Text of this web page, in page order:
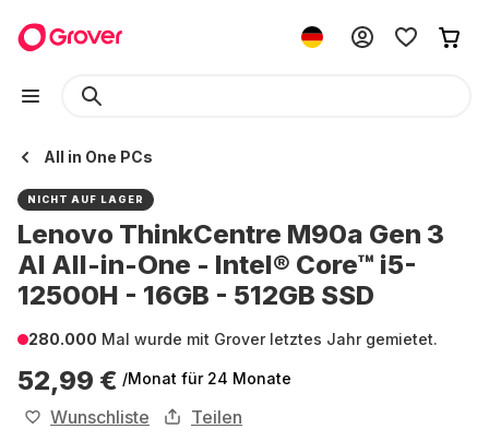
All in One PCs
NICHT AUF LAGER
Lenovo ThinkCentre M90a Gen 3
Al All-in-One - Intel® Core™ i5-
12500H - 16GB - 512GB SSD
280.000 Mal wurde mit Grover letztes Jahr gemietet.
52,99 € /Monat für 24 Monate
Wunschliste Teilen